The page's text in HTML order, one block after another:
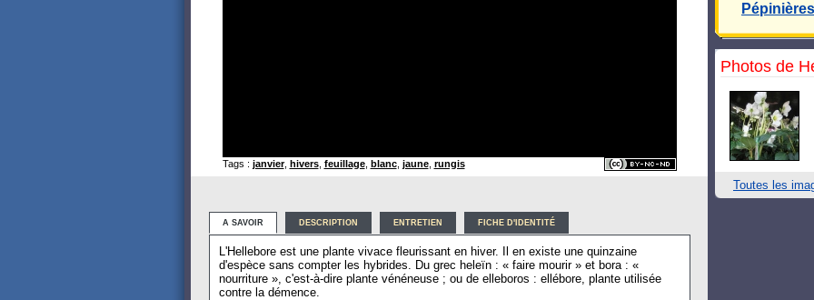
Tags : janvier, hivers, feuillage, blanc, jaune, rungis
A SAVOIR DESCRIPTION ENTRETIEN FICHE D'IDENTITÉ
L'Hellebore est une plante vivace fleurissant en hiver. Il en existe une quinzaine
d'espèce sans compter les hybrides. Du grec heleïn : « faire mourir » et bora : «
nourriture », c'est-à-dire plante vénéneuse ; ou de elleboros : ellébore, plante utilisée
contre la démence.
Photos de
Toutes les